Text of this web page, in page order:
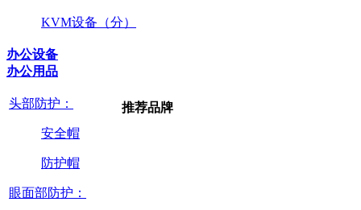
KVM设备（分）
办公设备
办公用品
头部防护：
安全帽
防护帽
眼面部防护：
推荐品牌